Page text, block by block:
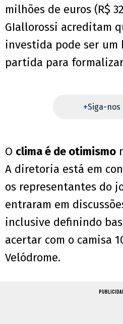
milhões de euros (R$
GIallorossi acreditam
investida pode ser um
partida para
+Siga-nos
O clima é de otimismo
A diretoria está em
os representantes do
entraram em
inclusive definindo
acertar com o camisa
Velódrome.